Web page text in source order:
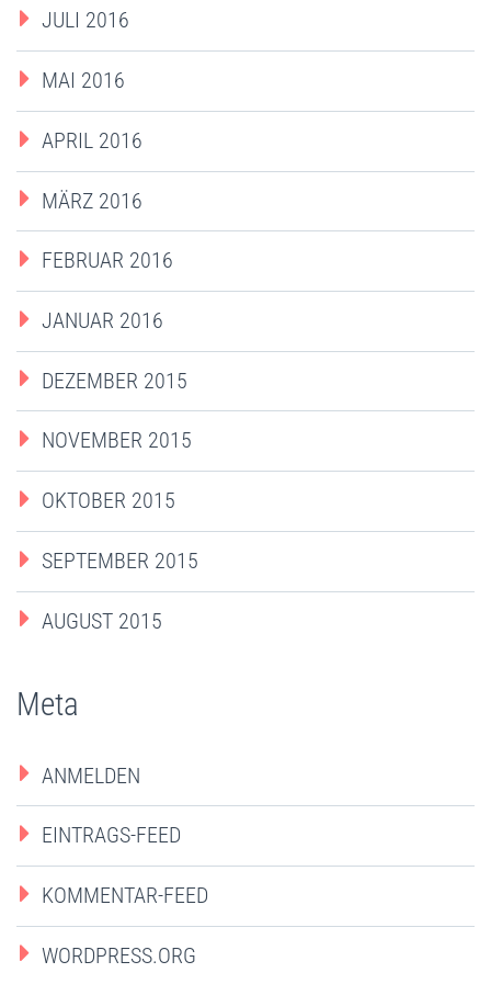
JULI 2016
MAI 2016
APRIL 2016
MÄRZ 2016
FEBRUAR 2016
JANUAR 2016
DEZEMBER 2015
NOVEMBER 2015
OKTOBER 2015
SEPTEMBER 2015
AUGUST 2015
Meta
ANMELDEN
EINTRAGS-FEED
KOMMENTAR-FEED
WORDPRESS.ORG